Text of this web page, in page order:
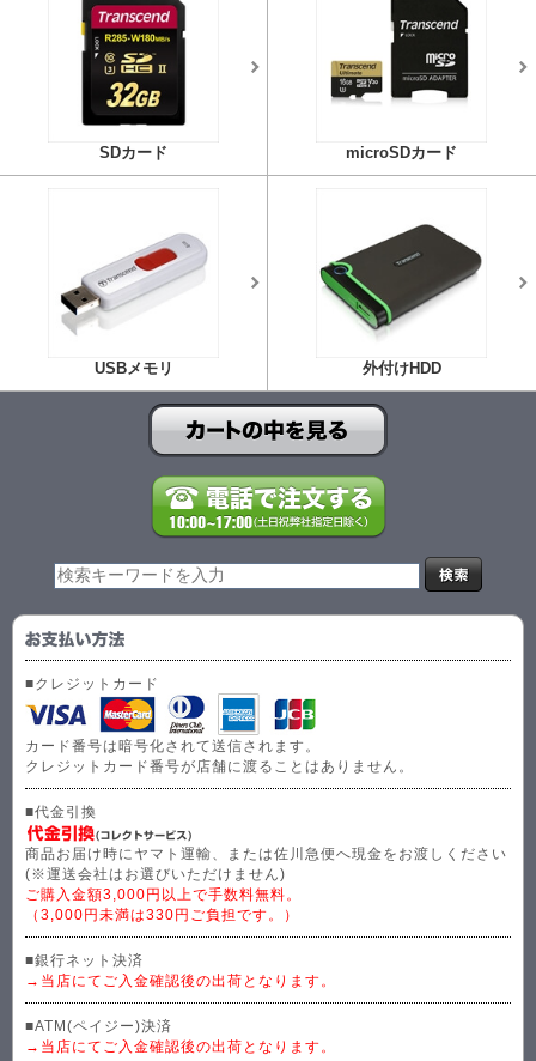
SDカード microSDカード
USBメモリ 外付けHDD
■クレジットカード
カード番号は暗号化されて送信されます。
クレジットカード番号が店舗に渡ることはありません。
■代金引換
商品お届け時にヤマト運輸、または佐川急便へ現金をお渡しください
(※運送会社はお選びいただけません)
ご購入金額3,000円以上で手数料無料。
（3,000円未満は330円ご負担です。）
■銀行ネット決済
→当店にてご入金確認後の出荷となります。
■ATM(ペイジー)決済
→当店にてご入金確認後の出荷となります。